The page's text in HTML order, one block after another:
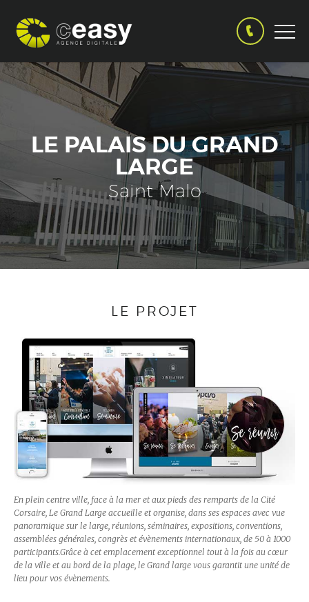
LE PALAIS DU GRAND
LARGE
Saint Malo
LE PROJET
En plein centre ville, face à la mer et aux pieds des remparts de la Cité
Corsaire, Le Grand Large accueille et organise, dans ses espaces avec vue
panoramique sur le large, réunions, séminaires, expositions, conventions,
assemblées générales, congrès et évènements internationaux, de 50 à 1000
participants.Grâce à cet emplacement exceptionnel tout à la fois au cœur
de la ville et au bord de la plage, le Grand large vous garantit une unité de
lieu pour vos évènements.